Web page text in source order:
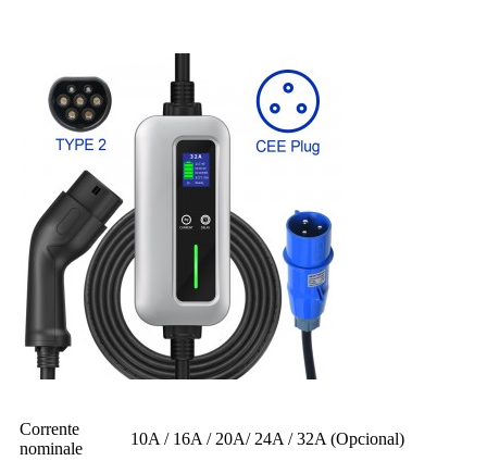
Corrente
nominale
10A / 16A / 20A/ 24A / 32A (Opcional)